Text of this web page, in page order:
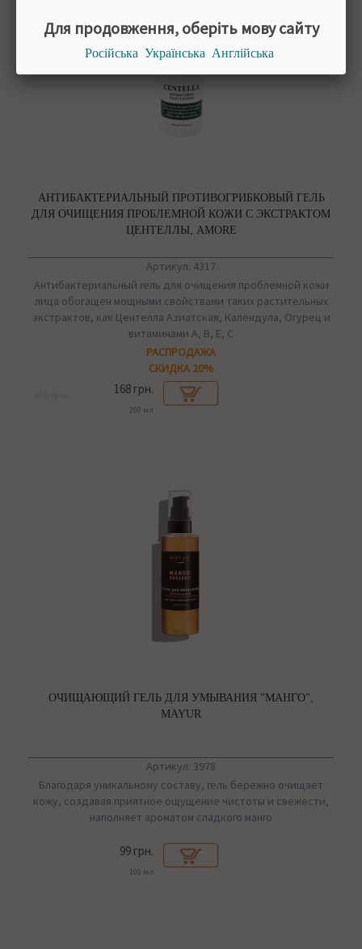
АНТИБАКТЕРИАЛЬНЫЙ ПРОТИВОГРИБКОВЫЙ ГЕЛЬ
ДЛЯ ОЧИЩЕНИЯ ПРОБЛЕМНОЙ КОЖИ С ЭКСТРАКТОМ
ЦЕНТЕЛЛЫ, AMORE
Артикул: 4317
Антибактериальный гель для очищения проблемной кожи
лица обогащен мощными свойствами таких растительных
экстрактов, как Центелла Азиатская, Календула, Огурец и
витаминами А, В, Е, С
РАСПРОДАЖА
СКИДКА 20%
168 грн.
200 мл
ОЧИЩАЮЩИЙ ГЕЛЬ ДЛЯ УМЫВАНИЯ "МАНГО",
MAYUR
Артикул: 3978
Благодаря уникальному составу, гель бережно очищает
кожу, создавая приятное ощущение чистоты и свежести,
наполняет ароматом сладкого манго
99 грн.
100 мл
Для продовження, оберіть мову сайту
Російська Українська Англійська